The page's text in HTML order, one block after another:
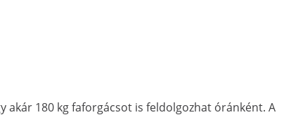
akár 180 kg faforgácsot is feldolgozhat óránként. A